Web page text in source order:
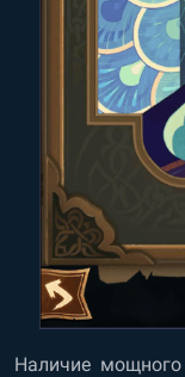
Наличие мощного